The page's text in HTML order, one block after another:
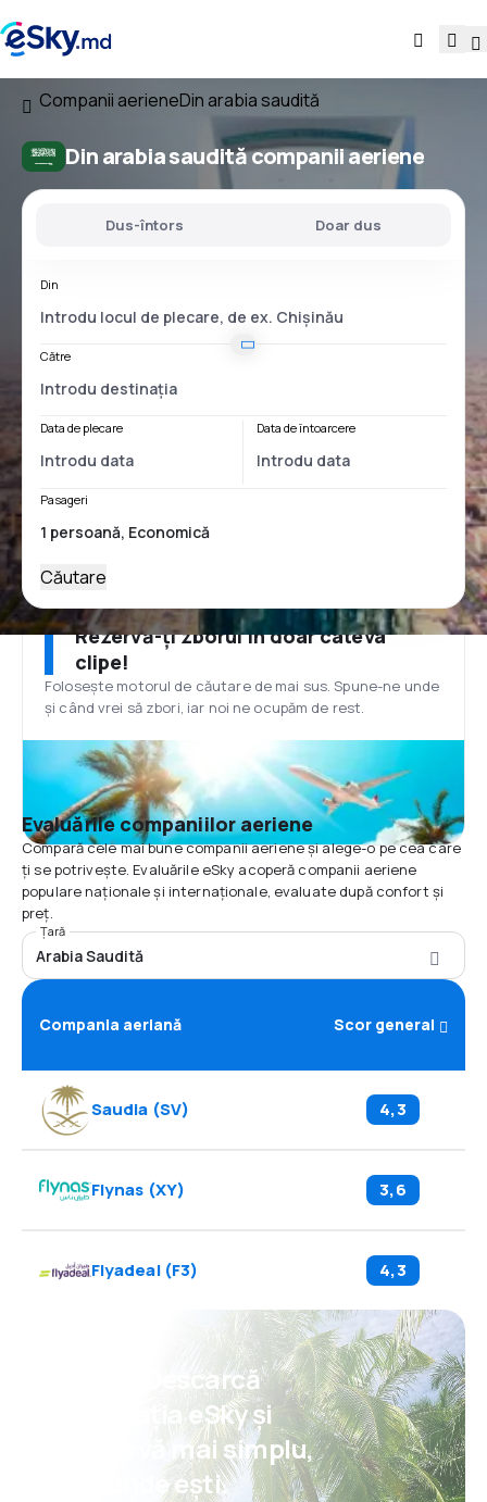
Companii aerieneDin arabia saudită
Din arabia saudită companii aeriene
Dus-întors Doar dus
Din
Către
Data de plecare Data de întoarcere
Pasageri
Căutare
Rezervă-ți zborul în doar câteva
clipe!
Folosește motorul de căutare de mai sus. Spune-ne unde
și când vrei să zbori, iar noi ne ocupăm de rest.
Evaluările companiilor aeriene
Compară cele mai bune companii aeriene și alege-o pe cea care
ți se potrivește. Evaluările eSky acoperă companii aeriene
populare naționale și internaționale, evaluate după confort și
preț.
Țară
Arabia Saudită
Compania aeriană Scor general
Saudia (SV) 4,3
Flynas (XY) 3,6
Flyadeal(F3) 4,3
Psst! Descarcă
aplicația eSky și
rezervă mai simplu,
oriunde ești.